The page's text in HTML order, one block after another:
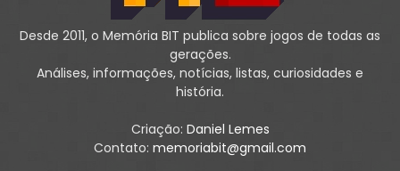
Desde 2011, o Memória BIT publica sobre jogos de todas as
gerações.
Análises, informações, notícias, listas, curiosidades e
história.
Criação: Daniel Lemes
Contato: memoriabit@gmail.com